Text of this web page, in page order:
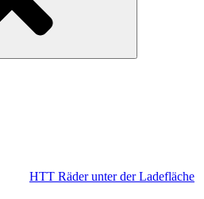
HTT Räder unter der Ladefläche